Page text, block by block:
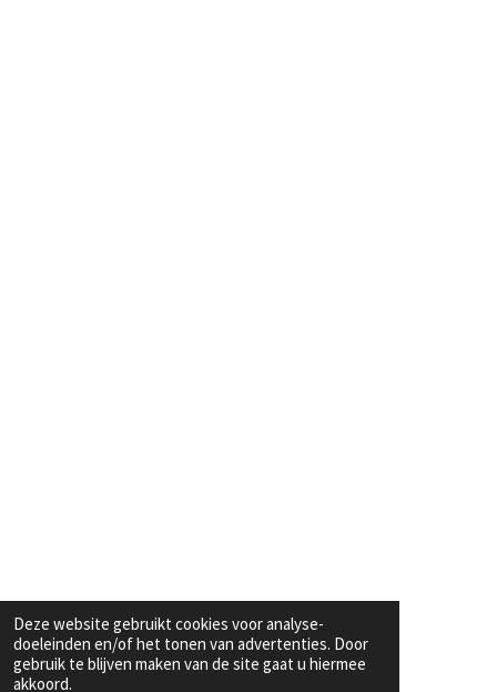
Deze website gebruikt cookies voor analyse-
doeleinden en/of het tonen van advertenties. Door
gebruik te blijven maken van de site gaat u hiermee
akkoord.